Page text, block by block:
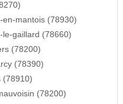
en-mantois (78930)
le-gaillard (78660)
(78200)
(78390)
(78910)
(78200)